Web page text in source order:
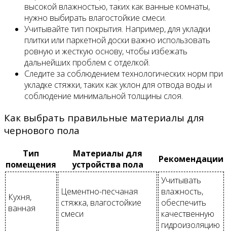
высокой влажностью, таких как ванные комнаты,
нужно выбирать влагостойкие смеси.
Учитывайте тип покрытия. Например, для укладки
плитки или паркетной доски важно использовать
ровную и жесткую основу, чтобы избежать
дальнейших проблем с отделкой.
Следите за соблюдением технологических норм при
укладке стяжки, таких как уклон для отвода воды и
соблюдение минимальной толщины слоя.
Как выбрать правильные материалы для
чернового пола
Тип
помещения
Материалы для
устройства пола
Рекомендации
Кухня,
ванная
Цементно-песчаная
стяжка, влагостойкие
смеси
Учитывать
влажность,
обеспечить
качественную
гидроизоляцию